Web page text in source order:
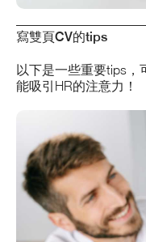
寫雙頁CV的tips
以下是一些重要tips，
能吸引HR的注意力！